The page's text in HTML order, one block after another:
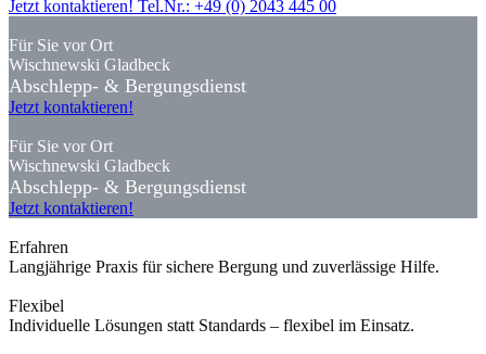
Jetzt kontaktieren! Tel.Nr.: +49 (0) 2043 445 00
Für Sie vor Ort
Wischnewski Gladbeck
Abschlepp- & Bergungsdienst
Jetzt kontaktieren!
Für Sie vor Ort
Wischnewski Gladbeck
Abschlepp- & Bergungsdienst
Jetzt kontaktieren!
Erfahren
Langjährige Praxis für sichere Bergung und zuverlässige Hilfe.
Flexibel
Individuelle Lösungen statt Standards – flexibel im Einsatz.